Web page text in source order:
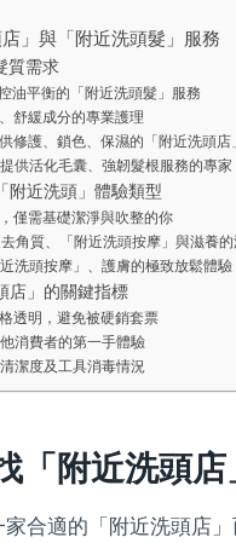
」與「附近洗頭髮」服務
質需求
油平衡的「附近洗頭髮」服務
舒緩成分的專業護理
修護、鎖色、保濕的「附近洗頭店」
供活化毛囊、強韌髮根服務的專家
附近洗頭」體驗類型
僅需基礎潔淨與吹整的你
角質、「附近洗頭按摩」與滋養
洗頭按摩」、護膚的極致放鬆體驗
店」的關鍵指標
透明，避免被硬銷套票
消費者的第一手體驗
潔度及工具消毒情況
「附近洗頭
合適的「附近洗頭店